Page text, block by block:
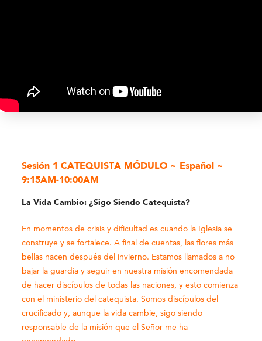
Sesión 1 CATEQUISTA MÓDULO ~ Español ~
9:15AM-10:00AM
La Vida Cambio: ¿Sigo Siendo Catequista?
En momentos de crisis y dificultad es cuando la Iglesia se
construye y se fortalece. A final de cuentas, las flores más
bellas nacen después del invierno. Estamos llamados a no
bajar la guardia y seguir en nuestra misión encomendada
de hacer discípulos de todas las naciones, y esto comienza
con el ministerio del catequista. Somos discípulos del
crucificado y, aunque la vida cambie, sigo siendo
responsable de la misión que el Señor me ha